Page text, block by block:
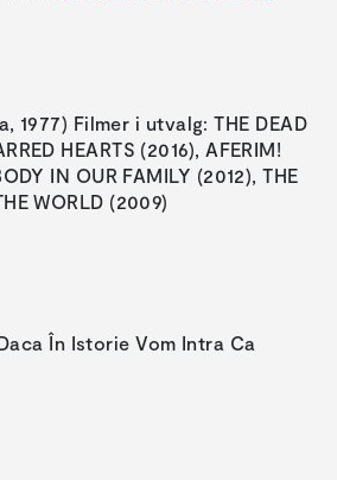
1977) Filmer i utvalg: THE DEAD
HEARTS (2016), AFERIM!
IN OUR FAMILY (2012), THE
WORLD (2009)
În Istorie Vom Intra Ca